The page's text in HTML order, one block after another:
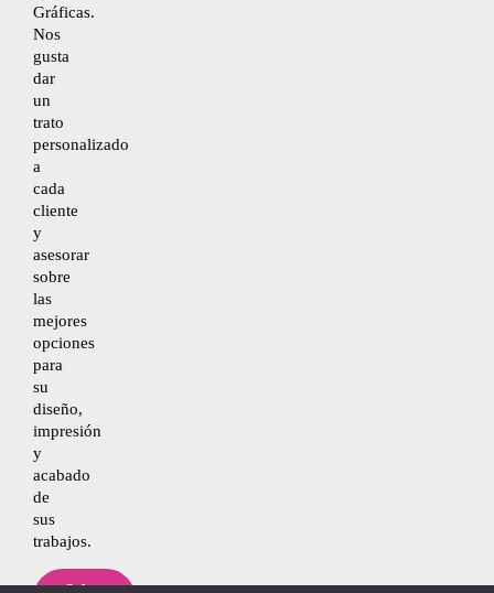
Gráficas.
Nos
gusta
dar
un
trato
personalizado
a
cada
cliente
y
asesorar
sobre
las
mejores
opciones
para
su
diseño,
impresión
y
acabado
de
sus
trabajos.